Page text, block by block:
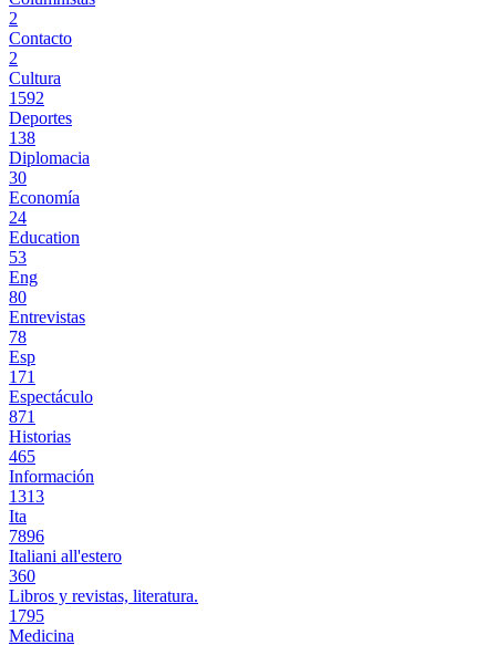
2
Contacto
2
Cultura
1592
Deportes
138
Diplomacia
30
Economía
24
Education
53
Eng
80
Entrevistas
78
Esp
171
Espectáculo
871
Historias
465
Información
1313
Ita
7896
Italiani all'estero
360
Libros y revistas, literatura.
1795
Medicina